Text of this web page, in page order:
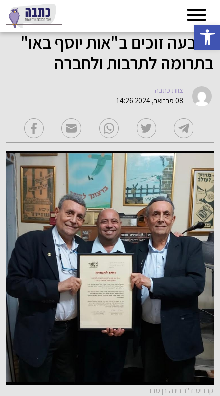
פתח סרגל נגישות
ארבעה זוכים ב"אות יוסף באו"
בתרומה לתרבות ולחברה
צוות כתבה
08 פברואר, 2024 14:26
קרדיט: ד"ר רינה בן סבו